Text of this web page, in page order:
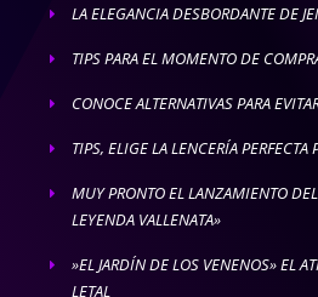
E LA ELEGANCIA DESBORDANTE DE
E TIPS PARA EL MOMENTO DE
E CONOCE ALTERNATIVAS PARA
E TIPS, ELIGE LA LENCERÍA
E
MUY PRONTO EL LANZAMIENTO
LEYENDA VALLENATA»
E
»EL JARDÍN DE LOS VENENOS» EL
LETAL